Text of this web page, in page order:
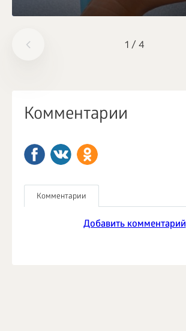
1 / 4
Комментарии
Комментарии
Добавить комментарий